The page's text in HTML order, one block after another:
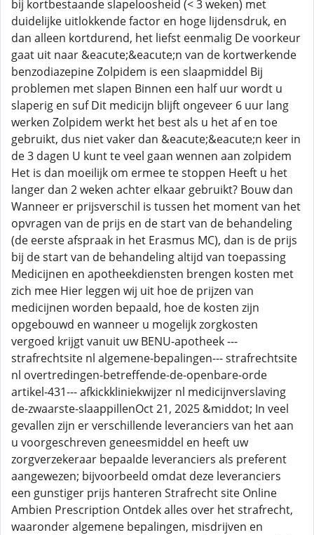
bij kortbestaande slapeloosheid (< 3 weken) met
duidelijke uitlokkende factor en hoge lijdensdruk, en
dan alleen kortdurend, het liefst eenmalig De voorkeur
gaat uit naar &eacute;&eacute;n van de kortwerkende
benzodiazepine Zolpidem is een slaapmiddel Bij
problemen met slapen Binnen een half uur wordt u
slaperig en suf Dit medicijn blijft ongeveer 6 uur lang
werken Zolpidem werkt het best als u het af en toe
gebruikt, dus niet vaker dan &eacute;&eacute;n keer in
de 3 dagen U kunt te veel gaan wennen aan zolpidem
Het is dan moeilijk om ermee te stoppen Heeft u het
langer dan 2 weken achter elkaar gebruikt? Bouw dan
Wanneer er prijsverschil is tussen het moment van het
opvragen van de prijs en de start van de behandeling
(de eerste afspraak in het Erasmus MC), dan is de prijs
bij de start van de behandeling altijd van toepassing
Medicijnen en apotheekdiensten brengen kosten met
zich mee Hier leggen wij uit hoe de prijzen van
medicijnen worden bepaald, hoe de kosten zijn
opgebouwd en wanneer u mogelijk zorgkosten
vergoed krijgt vanuit uw BENU-apotheek ---
strafrechtsite nl algemene-bepalingen--- strafrechtsite
nl overtredingen-betreffende-de-openbare-orde
artikel-431--- afkickkliniekwijzer nl medicijnverslaving
de-zwaarste-slaappillenOct 21, 2025 &middot; In veel
gevallen zijn er verschillende leveranciers van het aan
u voorgeschreven geneesmiddel en heeft uw
zorgverzekeraar bepaalde leveranciers als preferent
aangewezen; bijvoorbeeld omdat deze leveranciers
een gunstiger prijs hanteren Strafrecht site Online
Ambien Prescription Ontdek alles over het strafrecht,
waaronder algemene bepalingen, misdrijven en